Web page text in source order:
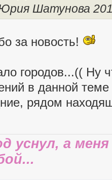
Шатунова
за новость!
городов...(( Ну
в данной
рядом
уснул, а